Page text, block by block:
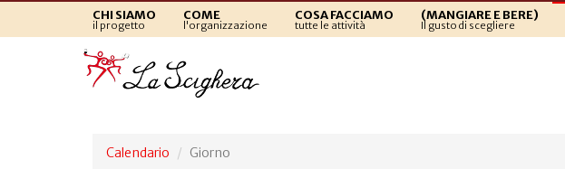
CHI SIAMO
il progetto
COME
l'organizzazione
COSA FACCIAMO
tutte le attività
(MANGIARE E BERE)
Il gusto di scegliere
Calendario Giorno